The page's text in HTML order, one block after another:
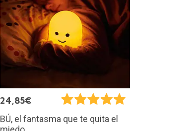
24,85€
BÚ, el fantasma que te quita el